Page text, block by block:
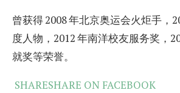
曾获得 2008 年北京奥运会火炬手，
度人物，2012 年南洋校友服务奖，
就奖等荣誉。
SHARESHARE ON FACEBOOK